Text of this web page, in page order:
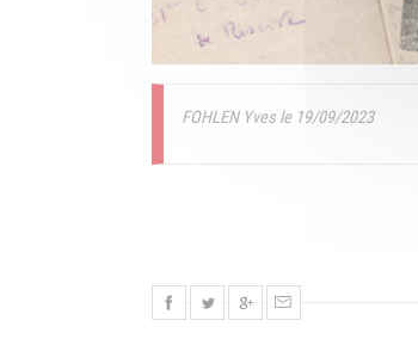
FOHLEN Yves le 19/09/2023